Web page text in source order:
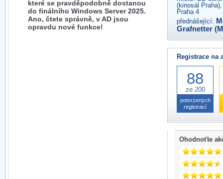
které se pravděpodobně dostanou
do finálního Windows Server 2025.
Ano, čtete správně, v AD jsou
opravdu nové funkce!
(kinosál
Praha 4
přednášející:
Grafnetter
Registrace na
88
ze 200
potvrzených
registrací
Ohodnoťte